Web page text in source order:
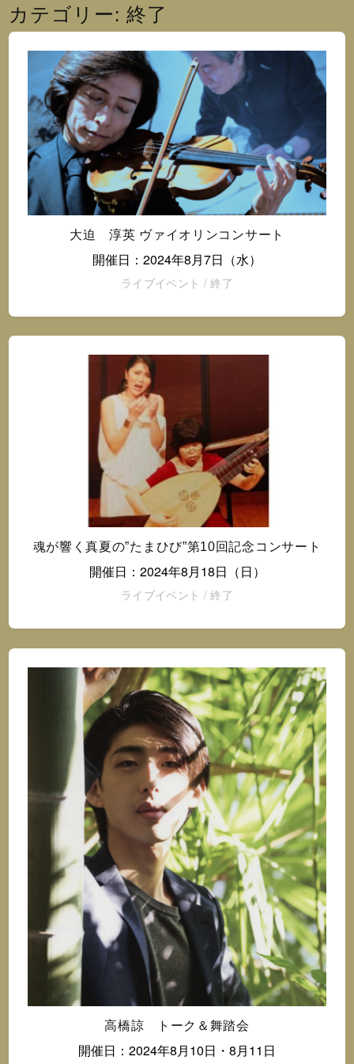
ン
タ
グ
ラ
ム
カテゴリー:終了
大迫 淳英 ヴァイオリンコンサート
開催日：2024年8月7日（水）
ライブイベント /終了
魂が響く真夏の”たまひび”第10回記念コンサート
開催日：2024年8月18日（日）
ライブイベント /終了
高橋諒 トーク＆舞踏会
開催日：2024年8月10日・8月11日